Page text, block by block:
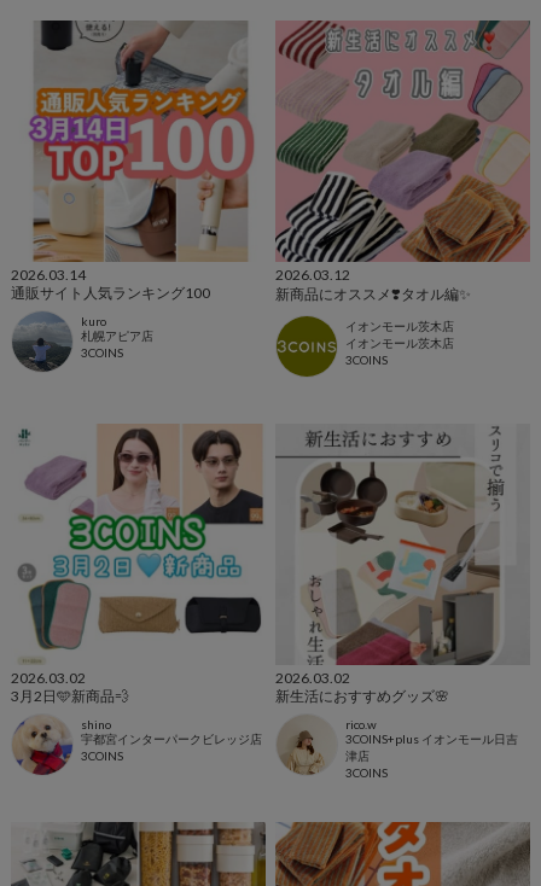
2026.03.14
通販サイト人気ランキング100
kuro
札幌アピア店
3COINS
2026.03.12
新商品にオススメ❣️タオル編✨
イオンモール茨木店
イオンモール茨木店
3COINS
2026.03.02
3月2日🩵新商品💨
shino
宇都宮インターパークビレッジ店
3COINS
2026.03.02
新生活におすすめグッズ🌸
rico.w
3COINS+plus イオンモール日吉
津店
3COINS